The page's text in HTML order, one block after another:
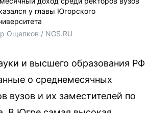
у главы Югорского
Ощепков / NGS.RU
и высшего образования РФ
о среднемесячных
вузов и их заместителей по